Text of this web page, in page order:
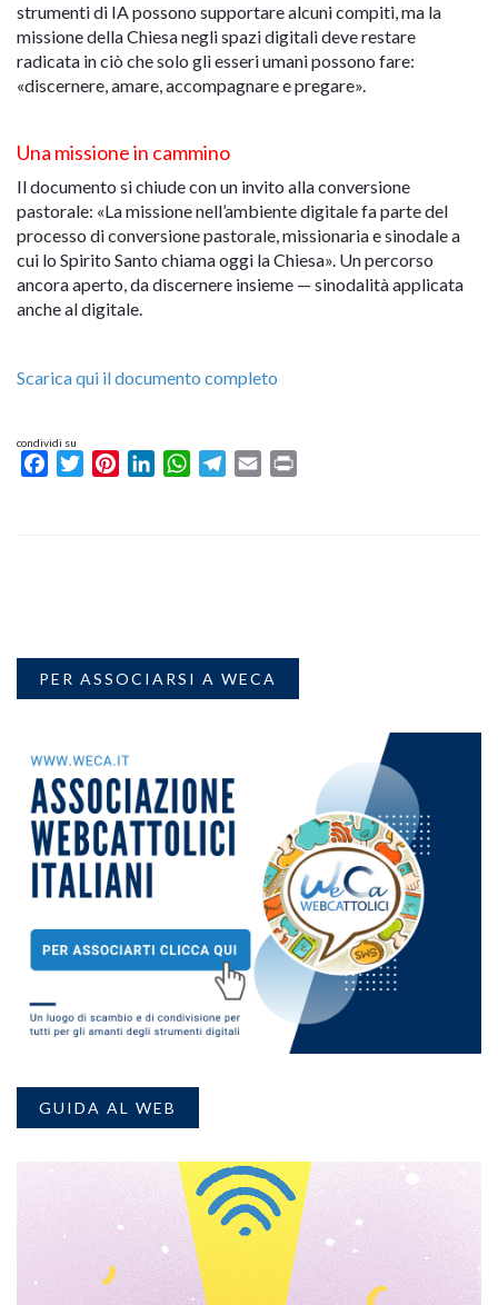
strumenti di IA possono supportare alcuni compiti, ma la
missione della Chiesa negli spazi digitali deve restare
radicata in ciò che solo gli esseri umani possono fare:
«discernere, amare, accompagnare e pregare».
Una missione in cammino
Il documento si chiude con un invito alla conversione
pastorale: «La missione nell’ambiente digitale fa parte del
processo di conversione pastorale, missionaria e sinodale a
cui lo Spirito Santo chiama oggi la Chiesa». Un percorso
ancora aperto, da discernere insieme — sinodalità applicata
anche al digitale.
Scarica qui il documento completo
condividi su
FacebookTwitterPinterestLinkedInWhatsAppTelegram
Email
PER ASSOCIARSI A WECA
GUIDA AL WEB